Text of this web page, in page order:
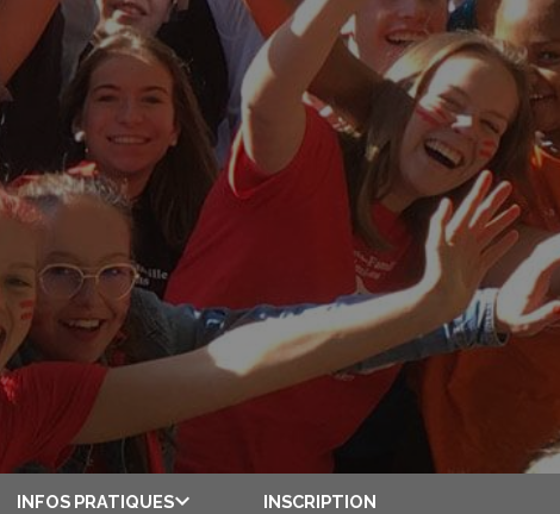
INFOS PRATIQUES INSCRIPTION